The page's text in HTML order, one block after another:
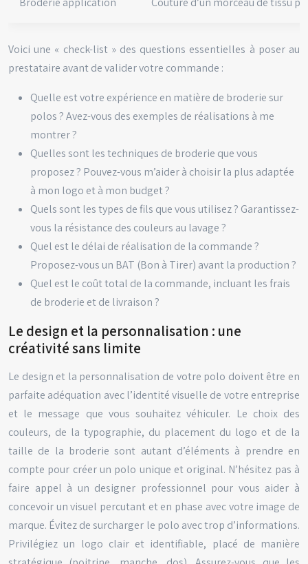
Voici une « check-list » des questions essentielles à poser au
prestataire avant de valider votre commande :
Quelle est votre expérience en matière de broderie sur
polos ? Avez-vous des exemples de réalisations à me
montrer ?
Quelles sont les techniques de broderie que vous
proposez ? Pouvez-vous m’aider à choisir la plus adaptée
à mon logo et à mon budget ?
Quels sont les types de fils que vous utilisez ? Garantissez-
vous la résistance des couleurs au lavage ?
Quel est le délai de réalisation de la commande ?
Proposez-vous un BAT (Bon à Tirer) avant la production ?
Quel est le coût total de la commande, incluant les frais
de broderie et de livraison ?
Le design et la personnalisation : une
créativité sans limite
Le design et la personnalisation de votre polo doivent être en
parfaite adéquation avec l’identité visuelle de votre entreprise
et le message que vous souhaitez véhiculer. Le choix des
couleurs, de la typographie, du placement du logo et de la
taille de la broderie sont autant d’éléments à prendre en
compte pour créer un polo unique et original. N’hésitez pas à
faire appel à un designer professionnel pour vous aider à
concevoir un visuel percutant et en phase avec votre image de
marque. Évitez de surcharger le polo avec trop d’informations.
Privilégiez un logo clair et identifiable, placé de manière